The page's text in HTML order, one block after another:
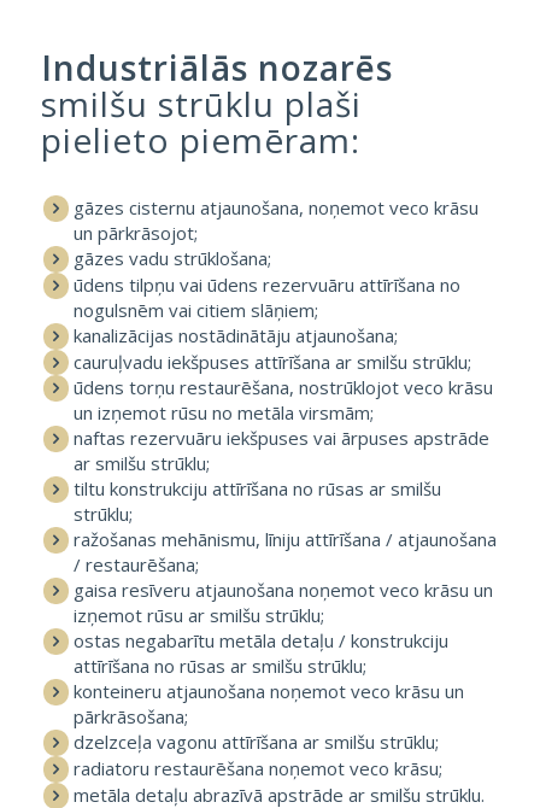
Industriālās nozarēs
smilšu strūklu plaši
pielieto piemēram:
gāzes cisternu atjaunošana, noņemot veco krāsu
un pārkrāsojot;
gāzes vadu strūklošana;
ūdens tilpņu vai ūdens rezervuāru attīrīšana no
nogulsnēm vai citiem slāņiem;
kanalizācijas nostādinātāju atjaunošana;
cauruļvadu iekšpuses attīrīšana ar smilšu strūklu;
ūdens torņu restaurēšana, nostrūklojot veco krāsu
un izņemot rūsu no metāla virsmām;
naftas rezervuāru iekšpuses vai ārpuses apstrāde
ar smilšu strūklu;
tiltu konstrukciju attīrīšana no rūsas ar smilšu
strūklu;
ražošanas mehānismu, līniju attīrīšana / atjaunošana
/ restaurēšana;
gaisa resīveru atjaunošana noņemot veco krāsu un
izņemot rūsu ar smilšu strūklu;
ostas negabarītu metāla detaļu / konstrukciju
attīrīšana no rūsas ar smilšu strūklu;
konteineru atjaunošana noņemot veco krāsu un
pārkrāsošana;
dzelzceļa vagonu attīrīšana ar smilšu strūklu;
radiatoru restaurēšana noņemot veco krāsu;
metāla detaļu abrazīvā apstrāde ar smilšu strūklu.